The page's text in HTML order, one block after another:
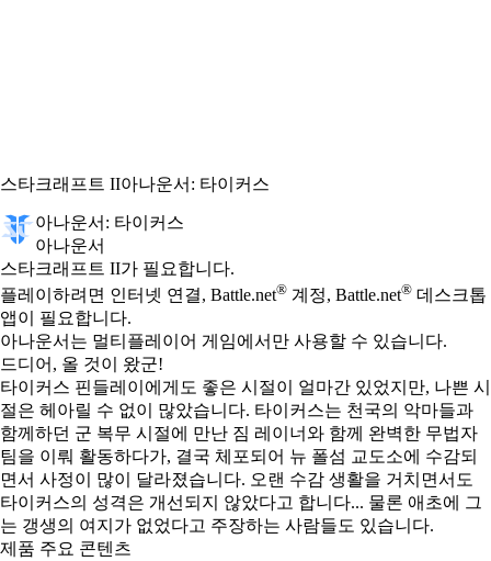
스타크래프트 II아나운서: 타이커스
아나운서: 타이커스
아나운서
가격
Available actions
스타크래프트 II가 필요합니다.
플레이하려면 인터넷 연결, Battle.net® 계정, Battle.net® 데스크톱
앱이 필요합니다.
아나운서는 멀티플레이어 게임에서만 사용할 수 있습니다.
드디어, 올 것이 왔군!
타이커스 핀들레이에게도 좋은 시절이 얼마간 있었지만, 나쁜 시
절은 헤아릴 수 없이 많았습니다. 타이커스는 천국의 악마들과
함께하던 군 복무 시절에 만난 짐 레이너와 함께 완벽한 무법자
팀을 이뤄 활동하다가, 결국 체포되어 뉴 폴섬 교도소에 수감되
면서 사정이 많이 달라졌습니다. 오랜 수감 생활을 거치면서도
타이커스의 성격은 개선되지 않았다고 합니다... 물론 애초에 그
는 갱생의 여지가 없었다고 주장하는 사람들도 있습니다.
제품 주요 콘텐츠